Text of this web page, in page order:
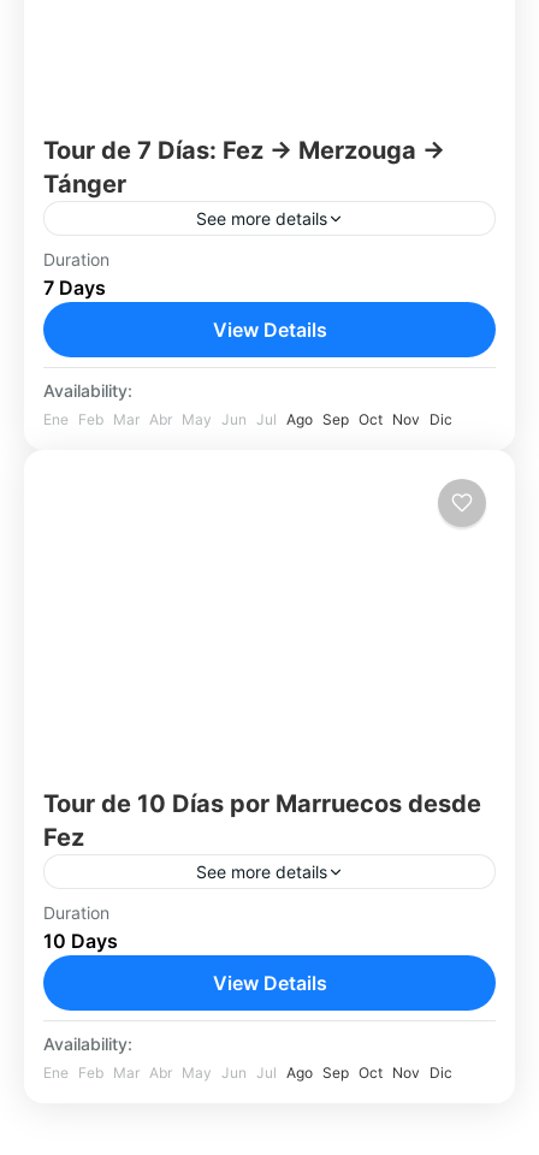
Tour de 7 Días: Fez → Merzouga →
Tánger
See more details
Descubrí Marruecos en un recorrido completo
de 10 días que comienza en la histórica ciudad
de Fez y te lleva por desiertos, montañas,
Fez
Fácil
1 Person
Duration
7 Days
View Details
Availability:
Ene Feb Mar Abr May Jun Jul Ago Sep Oct Nov Dic
Tour de 10 Días por Marruecos desde
Fez
See more details
Descubrí Marruecos en un recorrido completo
de 10 días que comienza en la histórica ciudad
de Fez y te lleva por desiertos, montañas,
Fez
Fácil
1 Person
Duration
10 Days
View Details
Availability:
Ene Feb Mar Abr May Jun Jul Ago Sep Oct Nov Dic